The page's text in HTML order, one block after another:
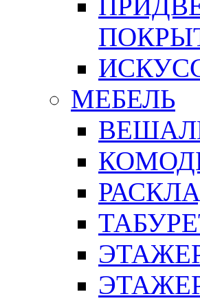
МЕБЕЛЬ